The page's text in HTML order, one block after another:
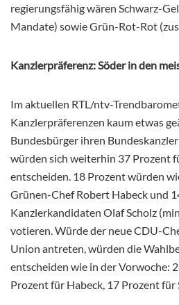
regierungsfähig wären Schwarz-
Mandate) sowie Grün-Rot-Rot
Kanzlerpräferenz: Söder in den
Im aktuellen RTL/ntv-
Kanzlerpräferenzen kaum etwas
Bundesbürger ihren
würden sich weiterhin 37 Prozent
entscheiden. 18 Prozent würden
Grünen-Chef Robert Habeck und
Kanzlerkandidaten Olaf Scholz
votieren. Würde der neue CDU-
Union antreten, würden die
entscheiden wie in der Vorwoche:
Prozent für Habeck, 17 Prozent für